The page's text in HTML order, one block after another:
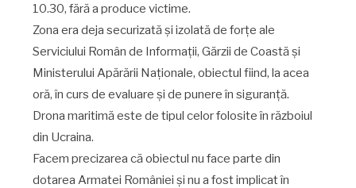
10.30, fără a produce victime.
Zona era deja securizată și izolată de forțe ale
Serviciului Român de Informații, Gărzii de Coastă și
Ministerului Apărării Naționale, obiectul fiind, la acea
oră, în curs de evaluare și de punere în siguranță.
Drona maritimă este de tipul celor folosite în războiul
din Ucraina.
Facem precizarea că obiectul nu face parte din
dotarea Armatei României și nu a fost implicat în